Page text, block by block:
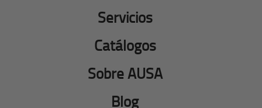
Servicios
Catálogos
Sobre AUSA
Blog